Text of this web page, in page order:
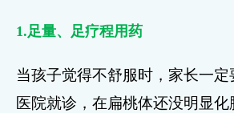
1.足量、足疗程用药
当孩子觉得不舒服时，家长一
医院就诊，在扁桃体还没明显